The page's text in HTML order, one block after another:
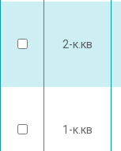
2-к.кв
1-к.кв